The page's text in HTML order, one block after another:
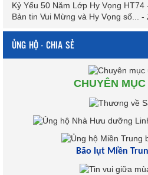
Kỷ Yếu 50 Năm Lớp Hy Vọng HT74
Bản tin Vui Mừng và Hy Vọng số... -
ỦNG HỘ - CHIA SẺ
CHUYÊN
Bão lụt Miền